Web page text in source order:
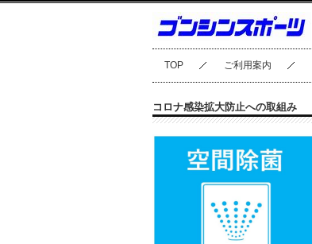
TOP ご利用案内
コロナ感染拡大防止への取組み